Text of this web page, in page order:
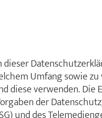
Umfang sowie
diese verwenden. Die
der